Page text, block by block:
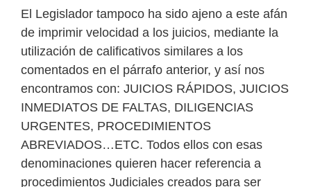
El Legislador tampoco ha sido ajeno a este afán
de imprimir velocidad a los juicios, mediante la
utilización de calificativos similares a los
comentados en el párrafo anterior, y así nos
encontramos con: JUICIOS RÁPIDOS, JUICIOS
INMEDIATOS DE FALTAS, DILIGENCIAS
URGENTES, PROCEDIMIENTOS
ABREVIADOS…ETC. Todos ellos con esas
denominaciones quieren hacer referencia a
procedimientos Judiciales creados para ser